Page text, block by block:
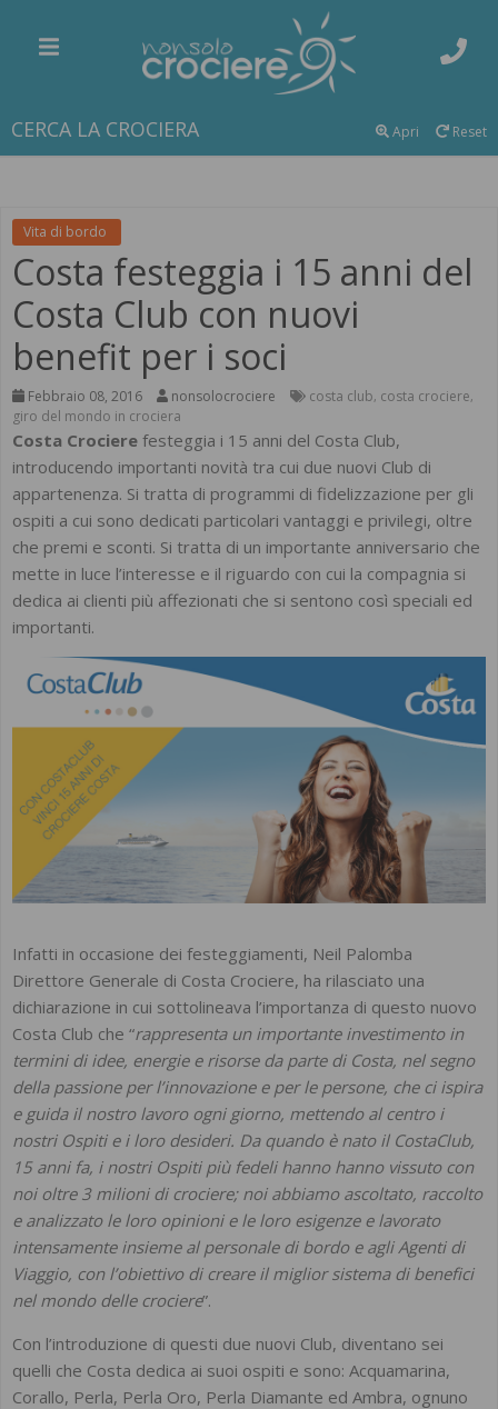
CERCA LA CROCIERA Reset
Apri
Vita di bordo
Costa festeggia i 15 anni del
Costa Club con nuovi
benefit per i soci
Febbraio 08, 2016 nonsolocrociere costa club, costa crociere,
giro del mondo in crociera
Costa Crociere festeggia i 15 anni del Costa Club,
introducendo importanti novità tra cui due nuovi Club di
appartenenza. Si tratta di programmi di fidelizzazione per gli
ospiti a cui sono dedicati particolari vantaggi e privilegi, oltre
che premi e sconti. Si tratta di un importante anniversario che
mette in luce l’interesse e il riguardo con cui la compagnia si
dedica ai clienti più affezionati che si sentono così speciali ed
importanti.
Infatti in occasione dei festeggiamenti, Neil Palomba
Direttore Generale di Costa Crociere, ha rilasciato una
dichiarazione in cui sottolineava l’importanza di questo nuovo
Costa Club che “rappresenta un importante investimento in
termini di idee, energie e risorse da parte di Costa, nel segno
della passione per l’innovazione e per le persone, che ci ispira
e guida il nostro lavoro ogni giorno, mettendo al centro i
nostri Ospiti e i loro desideri. Da quando è nato il CostaClub,
15 anni fa, i nostri Ospiti più fedeli hanno hanno vissuto con
noi oltre 3 milioni di crociere; noi abbiamo ascoltato, raccolto
e analizzato le loro opinioni e le loro esigenze e lavorato
intensamente insieme al personale di bordo e agli Agenti di
Viaggio, con l’obiettivo di creare il miglior sistema di benefici
nel mondo delle crociere”.
Con l’introduzione di questi due nuovi Club, diventano sei
quelli che Costa dedica ai suoi ospiti e sono: Acquamarina,
Corallo, Perla, Perla Oro, Perla Diamante ed Ambra, ognuno